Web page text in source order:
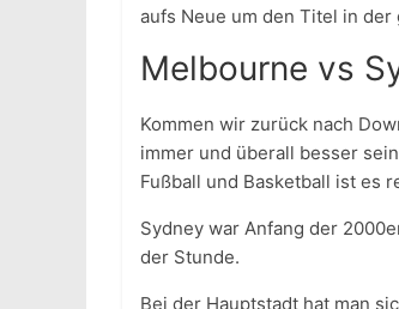
aufs Neue um den Titel in
Melbourne vs
Kommen wir zurück nach
immer und überall besser
Fußball und Basketball ist es
Sydney war Anfang der
der Stunde.
Bei der Hauptstadt hat man